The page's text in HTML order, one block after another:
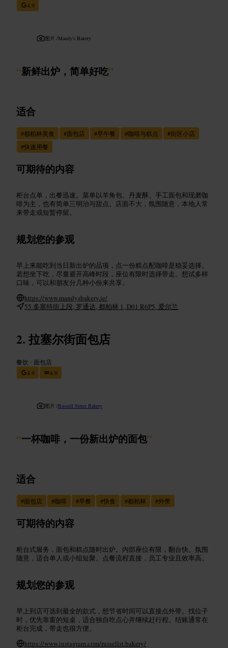
4.9
图片 /Mandy's Bakery
“新鲜出炉，简单好吃”
适合
#都柏林美食 #面包店 #早午餐 #咖啡与糕点 #街区小店
#快速用餐
可期待的内容
柜台点单，出餐迅速。菜单以羊角包、丹麦酥、手工面包和现磨咖
啡为主，也有简单三明治与甜点。店面不大，氛围随意，本地人常
来带走或短暂停留。
规划您的参观
早上来能吃到当日新出炉的品项，点一份糕点配咖啡是稳妥选择。
若想坐下吃，尽量避开高峰时段，座位有限时选择带走。想试多样
口味，可以和朋友分几种小份来共享。
https://www.mandysbakery.ie/
55 多塞特街上段, 罗通达, 都柏林 1, D01 R6P5, 爱尔兰
拉塞尔街面包店
餐饮 • 面包店
4.9
4.9
图片 /Russell Street Bakery
“一杯咖啡，一份新出炉的面包”
适合
#面包店 #咖啡 #早餐 #快食 #都柏林 #外带
可期待的内容
柜台式服务，面包和糕点随时出炉。内部座位有限，翻台快。氛围
随意，适合单人或小组短聚。点餐流程直接，员工专业且效率高。
规划您的参观
早上到店可选到最全的款式，想节省时间可以直接点外带。找位子
时，优先靠窗的短桌，适合独自吃点心并继续赶行程。结账通常在
柜台完成，带走也很方便。
https://www.instagram.com/russellst.bakery/